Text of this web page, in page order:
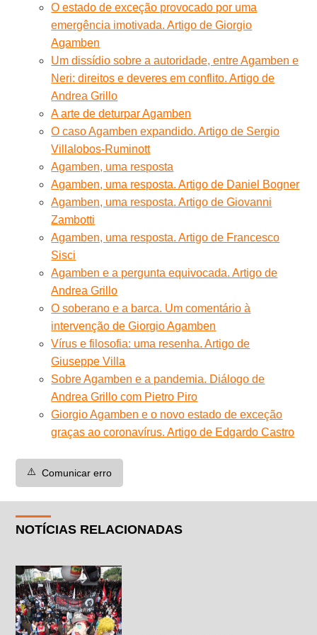
O estado de exceção provocado por uma
emergência imotivada. Artigo de Giorgio
Agamben
Um dissídio sobre a autoridade, entre Agamben e
Neri: direitos e deveres em conflito. Artigo de
Andrea Grillo
A arte de deturpar Agamben
O caso Agamben expandido. Artigo de Sergio
Villalobos-Ruminott
Agamben, uma resposta
Agamben, uma resposta. Artigo de Daniel Bogner
Agamben, uma resposta. Artigo de Giovanni
Zambotti
Agamben, uma resposta. Artigo de Francesco
Sisci
Agamben e a pergunta equivocada. Artigo de
Andrea Grillo
O soberano e a barca. Um comentário à
intervenção de Giorgio Agamben
Vírus e filosofia: uma resenha. Artigo de
Giuseppe Villa
Sobre Agamben e a pandemia. Diálogo de
Andrea Grillo com Pietro Piro
Giorgio Agamben e o novo estado de exceção
graças ao coronavírus. Artigo de Edgardo Castro
⚠️ Comunicar erro
NOTÍCIAS RELACIONADAS